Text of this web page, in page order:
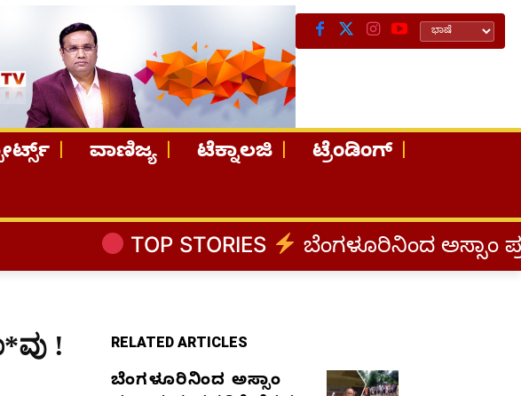
ವಾಣಿಜ್ಯ ಟೆಕ್ನಾಲಜಿ
ಟ್ರೆಂಡಿಂಗ್
TOP STORIES ಬೆಂಗಳೂರಿನಿಂದ ಅಸ್ಸಾಂ ಪ್ರವಾಹ
! RELATED ARTICLES
ಬೆಂಗಳೂರಿನಿಂದ ಅಸ್ಸಾಂ